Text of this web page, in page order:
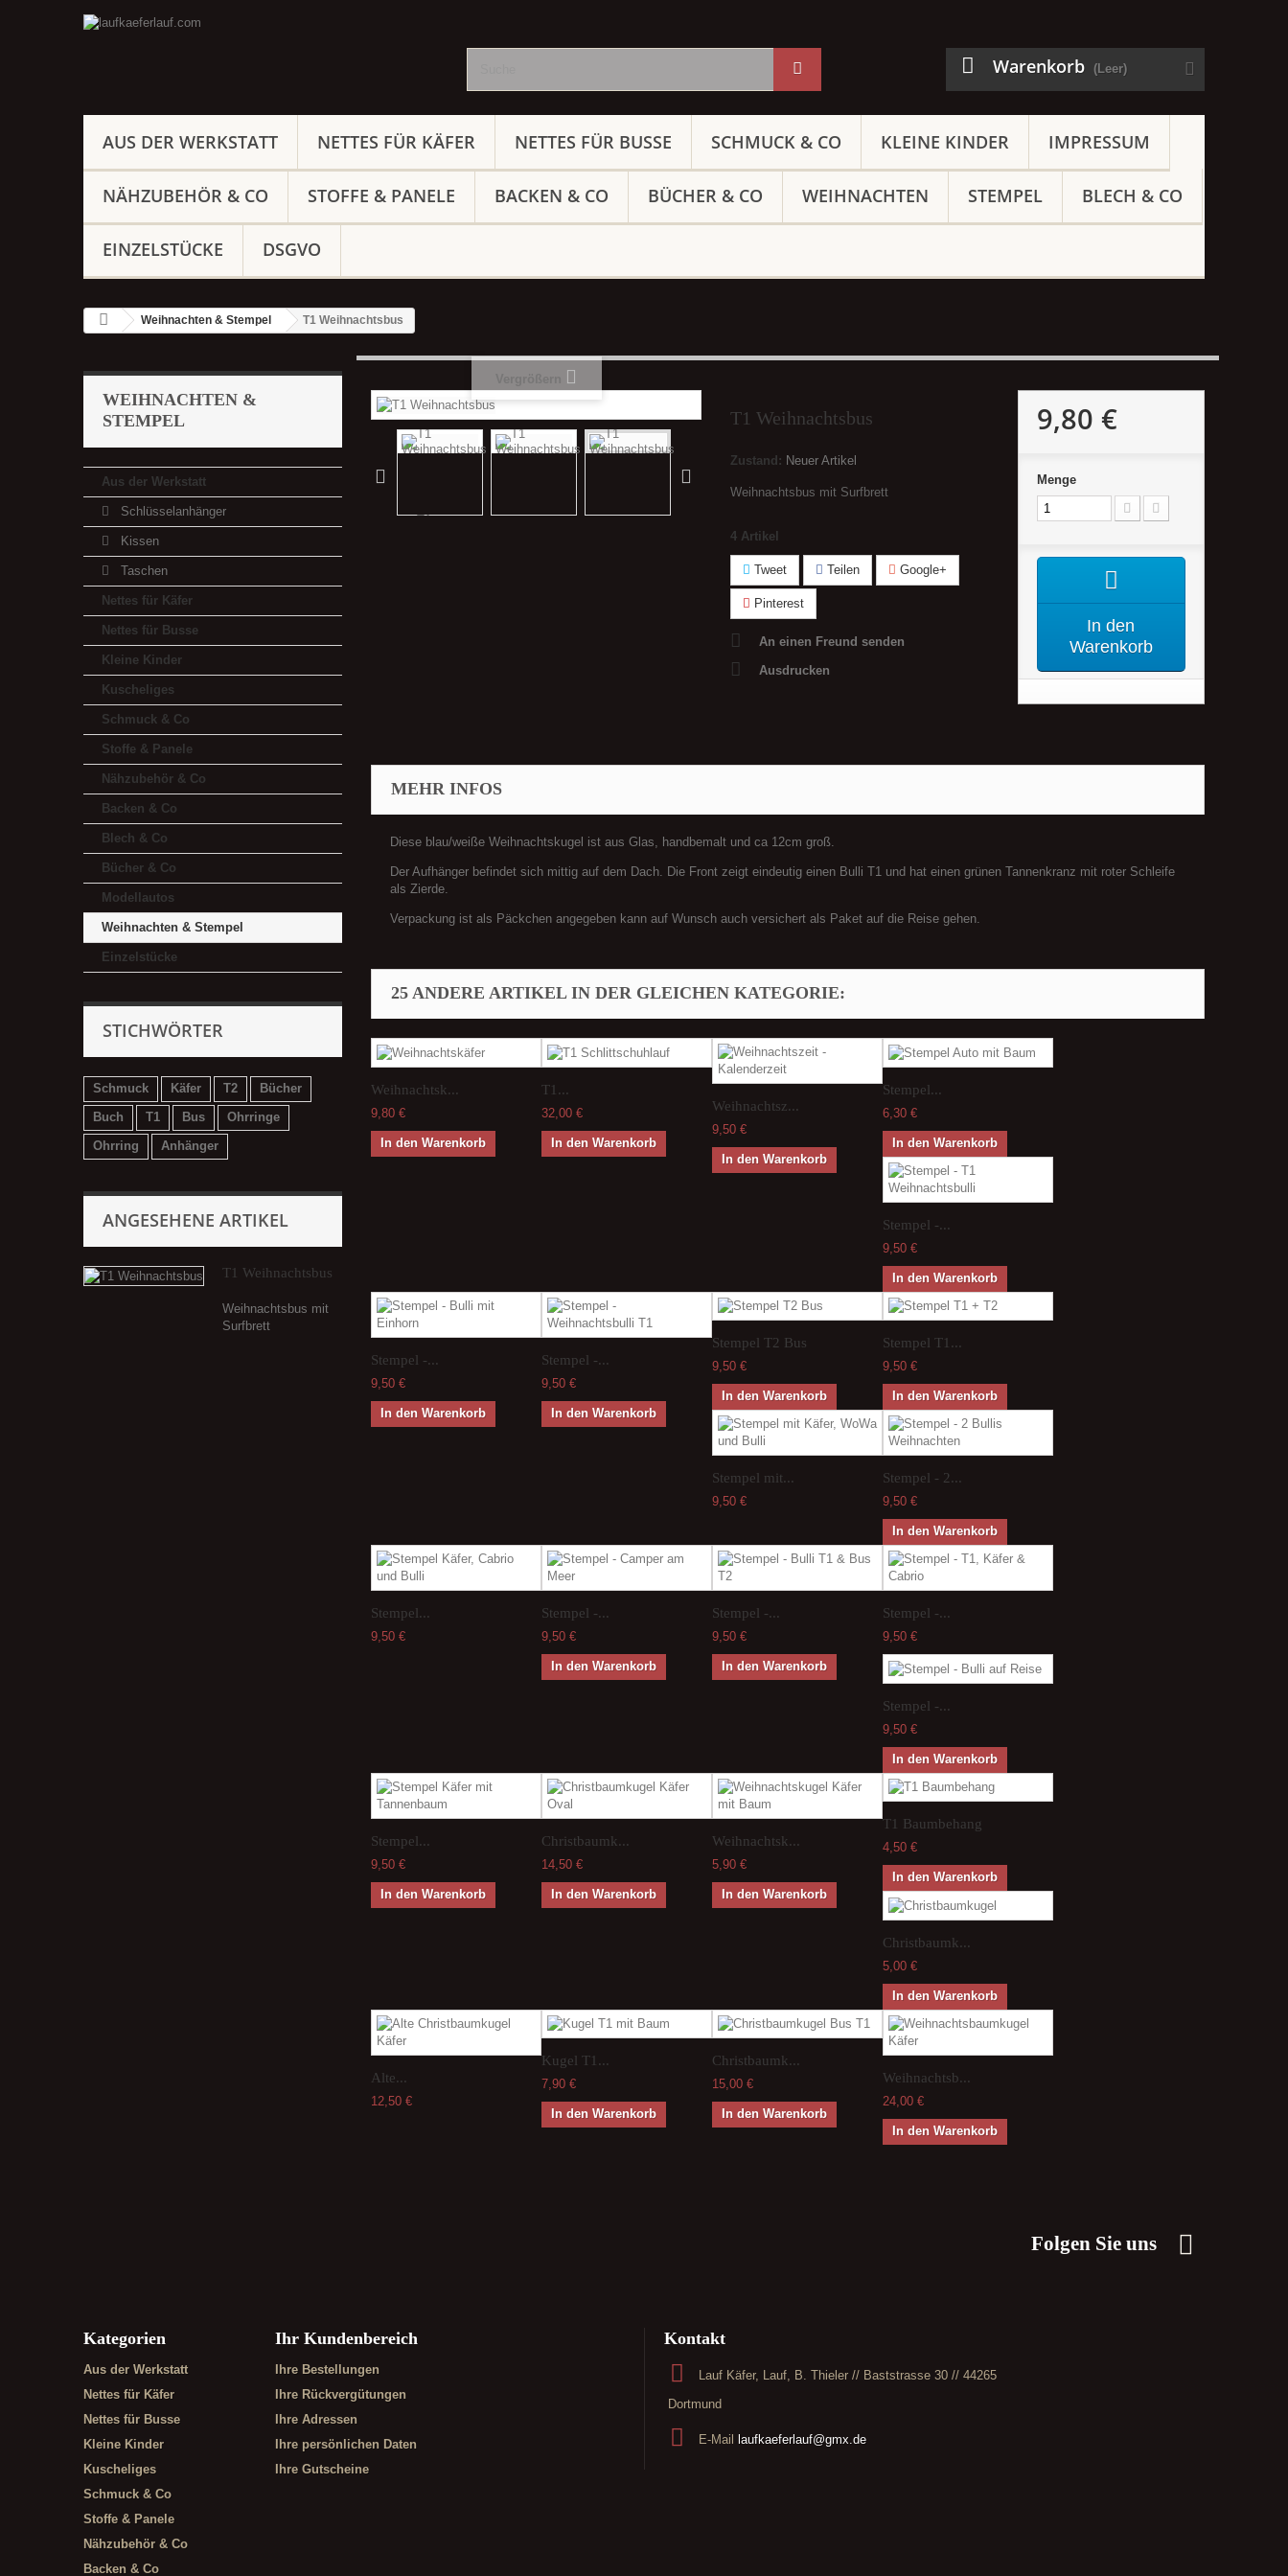
Warenkorb (Leer)
AUS DER WERKSTATT NETTES FÜR KÄFER NETTES FÜR BUSSE SCHMUCK & CO KLEINE KINDER IMPRESSUM
NÄHZUBEHÖR & CO STOFFE & PANELE BACKEN & CO BÜCHER & CO WEIHNACHTEN STEMPEL BLECH & CO
EINZELSTÜCKE DSGVO
Weihnachten & Stempel T1 Weihnachtsbus
WEIHNACHTEN &
STEMPEL
Aus der Werkstatt
Schlüsselanhänger
Kissen
Taschen
Nettes für Käfer
Nettes für Busse
Kleine Kinder
Kuscheliges
Schmuck & Co
Stoffe & Panele
Nähzubehör & Co
Backen & Co
Blech & Co
Bücher & Co
Modellautos
Weihnachten & Stempel
Einzelstücke
STICHWÖRTER
Schmuck Käfer T2
Bücher
Buch
T1 Bus
Ohrringe
Ohrring
Anhänger
ANGESEHENE ARTIKEL
T1 Weihnachtsbus
Weihnachtsbus mit
Surfbrett
T1 Weihnachtsbus
Zustand: Neuer Artikel
Weihnachtsbus mit Surfbrett
4 Artikel
Tweet Teilen Google+
Pinterest
An einen Freund senden
Ausdrucken
9,80 €
Menge
In den
Warenkorb
MEHR INFOS
Diese blau/weiße Weihnachtskugel ist aus Glas, handbemalt und ca 12cm groß.
Der Aufhänger befindet sich mittig auf dem Dach. Die Front zeigt eindeutig einen Bulli T1 und hat einen grünen Tannenkranz mit roter Schleife
als Zierde.
Verpackung ist als Päckchen angegeben kann auf Wunsch auch versichert als Paket auf die Reise gehen.
25 ANDERE ARTIKEL IN DER GLEICHEN KATEGORIE:
Weihnachtsk...
9,80 €
In den Warenkorb
T1...
32,00 €
In den Warenkorb
Weihnachtsz...
9,50 €
In den Warenkorb
Stempel...
6,30 €
In den Warenkorb
Stempel -...
9,50 €
In den Warenkorb
Stempel -...
9,50 €
In den Warenkorb
Stempel -...
9,50 €
In den Warenkorb
Stempel T2 Bus
9,50 €
In den Warenkorb
Stempel T1...
9,50 €
In den Warenkorb
Stempel mit...
9,50 €
Stempel - 2...
9,50 €
In den Warenkorb
Stempel...
9,50 €
Stempel -...
9,50 €
In den Warenkorb
Stempel -...
9,50 €
In den Warenkorb
Stempel -...
9,50 €
Stempel -...
9,50 €
In den Warenkorb
Stempel...
9,50 €
In den Warenkorb
Christbaumk...
14,50 €
In den Warenkorb
Weihnachtsk...
5,90 €
In den Warenkorb
T1 Baumbehang
4,50 €
In den Warenkorb
Christbaumk...
5,00 €
In den Warenkorb
Alte...
12,50 €
Kugel T1...
7,90 €
In den Warenkorb
Christbaumk...
15,00 €
In den Warenkorb
Weihnachtsb...
24,00 €
In den Warenkorb
Folgen Sie uns
Kategorien
Aus der Werkstatt
Nettes für Käfer
Nettes für Busse
Kleine Kinder
Kuscheliges
Schmuck & Co
Stoffe & Panele
Nähzubehör & Co
Backen & Co
Ihr Kundenbereich
Ihre Bestellungen
Ihre Rückvergütungen
Ihre Adressen
Ihre persönlichen Daten
Ihre Gutscheine
Kontakt
Lauf Käfer, Lauf, B. Thieler // Baststrasse 30 // 44265
Dortmund
E-Mail laufkaeferlauf@gmx.de